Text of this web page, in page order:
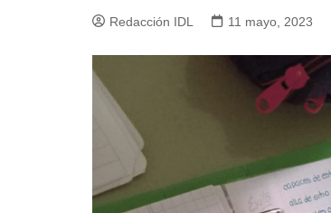
Redacción IDL 11 mayo, 2023